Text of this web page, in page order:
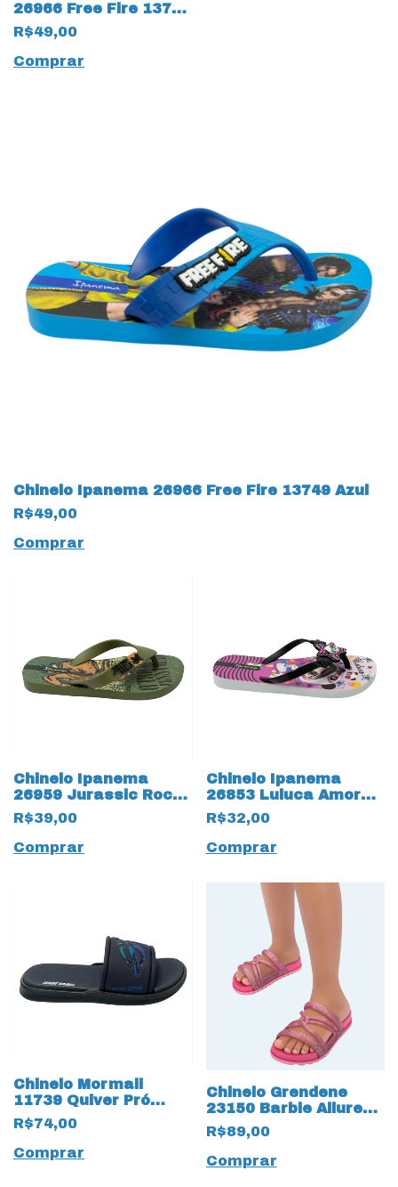
26966 Free Fire 13780
Cinza
R$49,00
Comprar
Chinelo Ipanema 26966 Free Fire 13749 Azul
R$49,00
Comprar
Chinelo Ipanema
26959 Jurassic Rock
13748 Verde Musgo
R$39,00
Comprar
Chinelo Ipanema
26853 Luluca Amor
13746 Branco/Preto
R$32,00
Comprar
Chinelo Mormaii
11739 Quiver Pró
Slide Gáspea Infantil
13745 Marinho
R$74,00
Comprar
Chinelo Grendene
23150 Barbie Allure
17447 Rosa
R$89,00
Comprar